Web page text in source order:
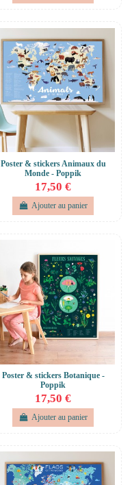
Poster & stickers Animaux du
Monde - Poppik
17,50 €
Ajouter au panier
Poster & stickers Botanique -
Poppik
17,50 €
Ajouter au panier